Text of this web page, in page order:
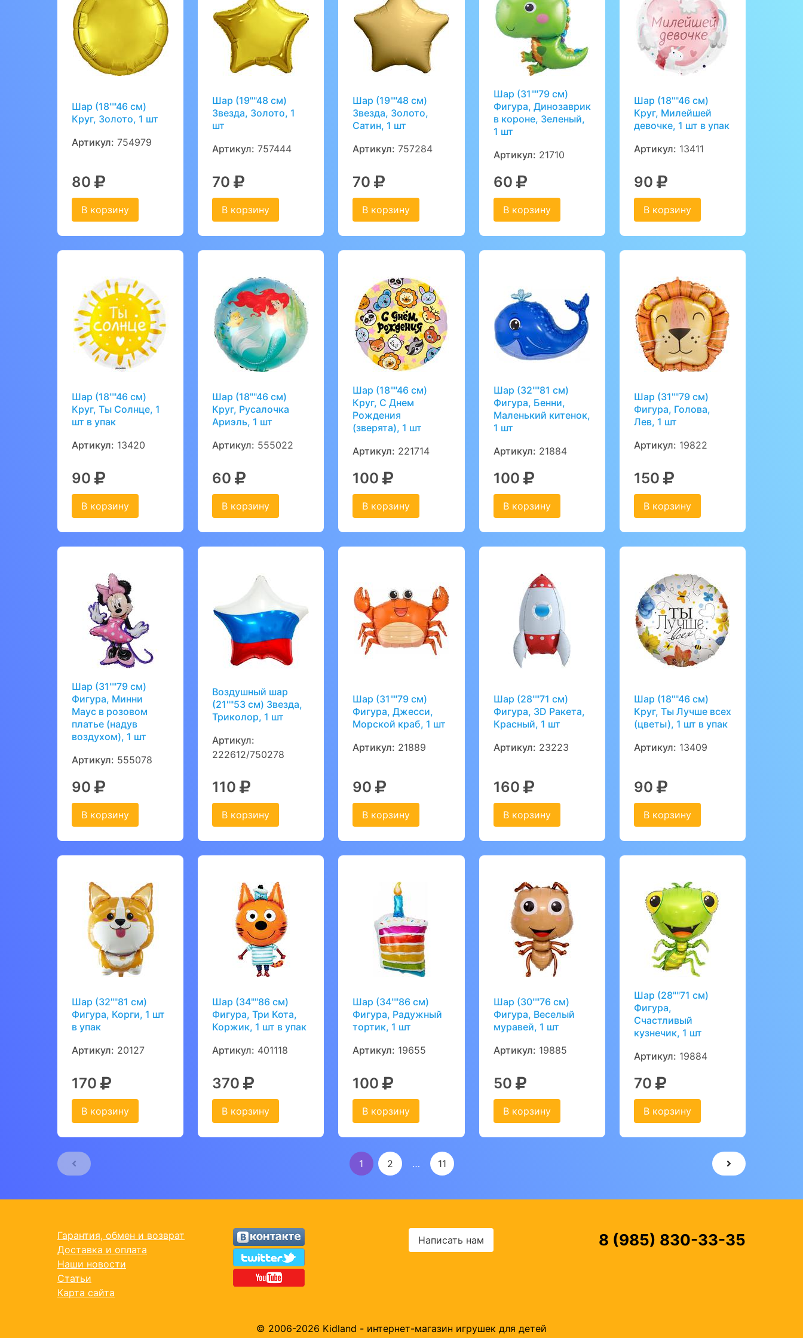
Шар (18""46 см)
Круг, Золото, 1 шт
Артикул: 754979
80
В корзину
Шар (19""48 см)
Звезда, Золото, 1
шт
Артикул: 757444
70
В корзину
Шар (19""48 см)
Звезда, Золото,
Сатин, 1 шт
Артикул: 757284
70
В корзину
Шар (31""79 см)
Фигура, Динозаврик
в короне, Зеленый,
1 шт
Артикул: 21710
60
В корзину
Шар (18""46 см)
Круг, Милейшей
девочке, 1 шт в упак
Артикул: 13411
90
В корзину
Шар (18""46 см)
Круг, Ты Солнце, 1
шт в упак
Артикул: 13420
90
В корзину
Шар (18""46 см)
Круг, Русалочка
Ариэль, 1 шт
Артикул: 555022
60
В корзину
Шар (18""46 см)
Круг, С Днем
Рождения
(зверята), 1 шт
Артикул: 221714
100
В корзину
Шар (32""81 см)
Фигура, Бенни,
Маленький китенок,
1 шт
Артикул: 21884
100
В корзину
Шар (31""79 см)
Фигура, Голова,
Лев, 1 шт
Артикул: 19822
150
В корзину
Шар (31""79 см)
Фигура, Минни
Маус в розовом
платье (надув
воздухом), 1 шт
Артикул: 555078
90
В корзину
Воздушный шар
(21""53 см) Звезда,
Триколор, 1 шт
Артикул:
222612/750278
110
В корзину
Шар (31""79 см)
Фигура, Джесси,
Морской краб, 1 шт
Артикул: 21889
90
В корзину
Шар (28""71 см)
Фигура, 3D Ракета,
Красный, 1 шт
Артикул: 23223
160
В корзину
Шар (18""46 см)
Круг, Ты Лучше всех
(цветы), 1 шт в упак
Артикул: 13409
90
В корзину
Шар (32""81 см)
Фигура, Корги, 1 шт
в упак
Артикул: 20127
170
В корзину
Шар (34""86 см)
Фигура, Три Кота,
Коржик, 1 шт в упак
Артикул: 401118
370
В корзину
Шар (34""86 см)
Фигура, Радужный
тортик, 1 шт
Артикул: 19655
100
В корзину
Шар (30""76 см)
Фигура, Веселый
муравей, 1 шт
Артикул: 19885
50
В корзину
Шар (28""71 см)
Фигура,
Счастливый
кузнечик, 1 шт
Артикул: 19884
70
В корзину
1 2 … 11
Гарантия, обмен и возврат
Доставка и оплата
Наши новости
Статьи
Карта сайта
Написать нам 8 (985) 830-33-35
© 2006-2026 Kidland - интернет-магазин игрушек для детей